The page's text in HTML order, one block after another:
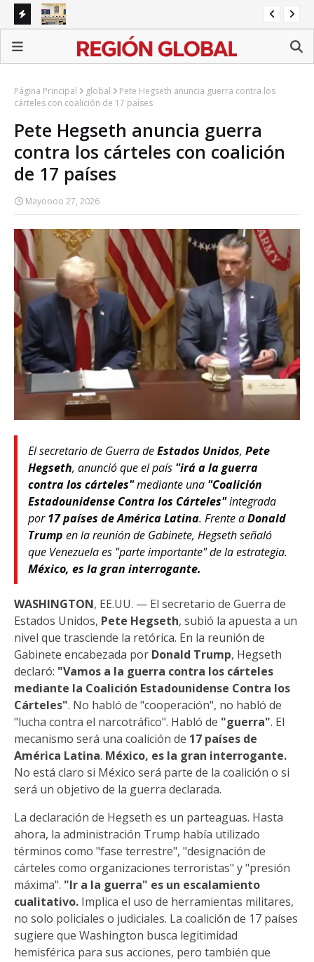
Congreso de Puebla concentra agenda en reformas
sectoriales mientras persisten pendientes estatales
Página Principal global
Pete Hegseth anuncia guerra contra los
cárteles con coalición de 17 países
Pete Hegseth anuncia guerra
contra los cárteles con coalición
de 17 países
Mayoooo 27, 2026
El secretario de Guerra deEstados Unidos, Pete
Hegseth, anunció que el país "irá a la guerra
contra los cárteles"mediante una "Coalición
Estadounidense Contra los Cárteles"integrada
por17 países de América Latina. Frente aDonald
Trump en la reunión de Gabinete, Hegseth señaló
que Venezuela es "parte importante" de la estrategia.
México, es la gran interrogante.
WASHINGTON, EE.UU. — El secretario de Guerra de
Estados Unidos, Pete Hegseth, subió la apuesta a un
nivel que trasciende la retórica. En la reunión de
Gabinete encabezada por Donald Trump, Hegseth
declaró: "Vamos a la guerra contra los cárteles
mediante la Coalición Estadounidense Contra los
Cárteles". No habló de "cooperación", no habló de
"lucha contra el narcotráfico". Habló de "guerra". El
mecanismo será una coalición de 17 países de
América Latina. México, es la gran interrogante.
No está claro si México será parte de la coalición o si
será un objetivo de la guerra declarada.
La declaración de Hegseth es un parteaguas. Hasta
ahora, la administración Trump había utilizado
términos como "fase terrestre", "designación de
cárteles como organizaciones terroristas" y "presión
máxima". "Ir a la guerra" es un escalamiento
cualitativo. Implica el uso de herramientas militares,
no solo policiales o judiciales. La coalición de 17 países
sugiere que Washington busca legitimidad
hemisférica para sus acciones, pero también que